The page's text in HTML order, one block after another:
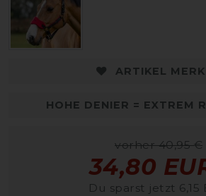
ARTIKEL
HOHE DENIER = EXTREM
vorher 40,95 €
34,80
Du sparst jetzt 6,15